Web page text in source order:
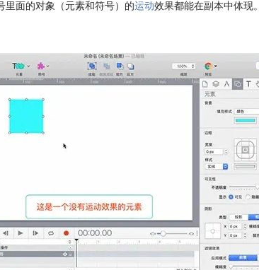
里面的对象（元素和符号）的运动效果都能在副本中体现。